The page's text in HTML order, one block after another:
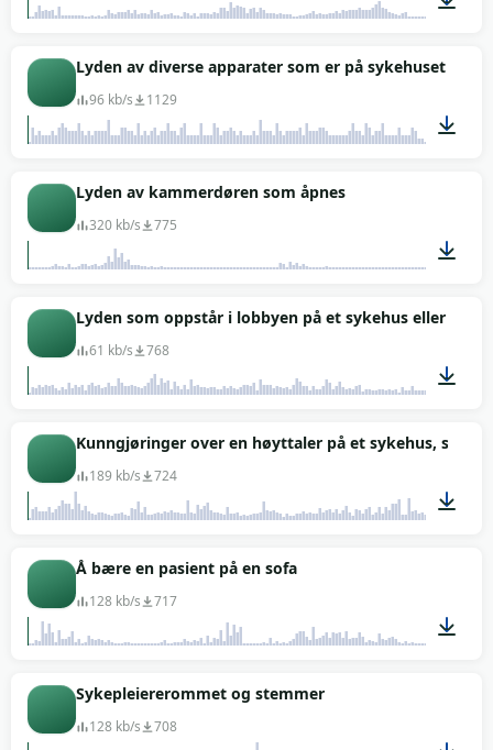
00:39
Lyden av diverse apparater som er på sykehuset (på
96 kb/s 1129
Lyden av kammerdøren som åpnes
320 kb/s 775
00:01
Lyden som oppstår i lobbyen på et sykehus eller en
61 kb/s 768
02:50
Kunngjøringer over en høyttaler på et sykehus,
189 kb/s 724
Å bære en pasient på en sofa
128 kb/s 717
Sykepleiererommet og stemmer
128 kb/s 708